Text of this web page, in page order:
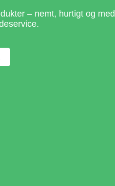
– nemt, hurtigt og med